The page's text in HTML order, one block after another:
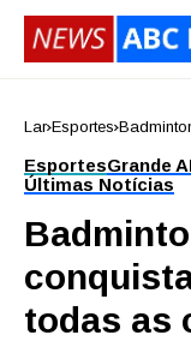
Lar Esportes
EsportesGrande
Últimas Notícias
todas as